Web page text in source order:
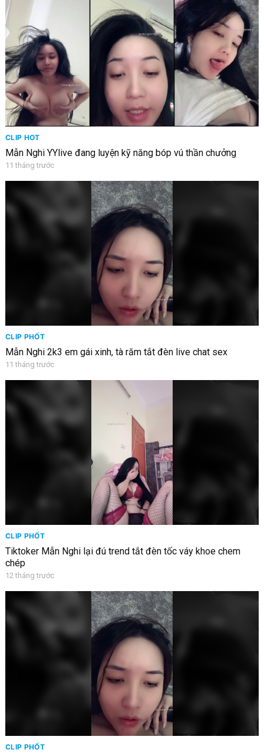
CLIP HOT
Mẫn Nghi YYlive đang luyện kỹ năng bóp vú thần chưởng
11 tháng trước
CLIP PHỐT
Mẫn Nghi 2k3 em gái xinh, tà răm tắt đèn live chat sex
11 tháng trước
CLIP PHỐT
Tiktoker Mẫn Nghi lại đú trend tắt đèn tốc váy khoe chem
chép
12 tháng trước
CLIP PHỐT